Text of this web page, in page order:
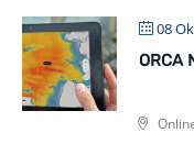
08
ORCA